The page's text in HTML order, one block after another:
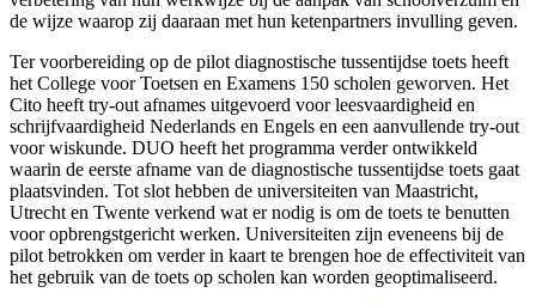
de wijze waarop zij daaraan met hun ketenpartners invulling geven.
Ter voorbereiding op de pilot diagnostische tussentijdse toets heeft
het College voor Toetsen en Examens 150 scholen geworven. Het
Cito heeft try-out afnames uitgevoerd voor leesvaardigheid en
schrijfvaardigheid Nederlands en Engels en een aanvullende try-out
voor wiskunde. DUO heeft het programma verder ontwikkeld
waarin de eerste afname van de diagnostische tussentijdse toets gaat
plaatsvinden. Tot slot hebben de universiteiten van Maastricht,
Utrecht en Twente verkend wat er nodig is om de toets te benutten
voor opbrengstgericht werken. Universiteiten zijn eveneens bij de
pilot betrokken om verder in kaart te brengen hoe de effectiviteit van
het gebruik van de toets op scholen kan worden geoptimaliseerd.